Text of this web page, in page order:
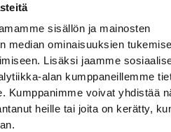
sisällön ja mainosten
median ominaisuuksien
Lisäksi jaamme
alan kumppaneillemme
Kumppanimme voivat yhdistää
heille tai joita on kerätty,
käyttöehtoja. Palvelun ylläpitäjällä ei
osapuolten verkkosivuihin, eikä
niillä julkaistusta materiaalista